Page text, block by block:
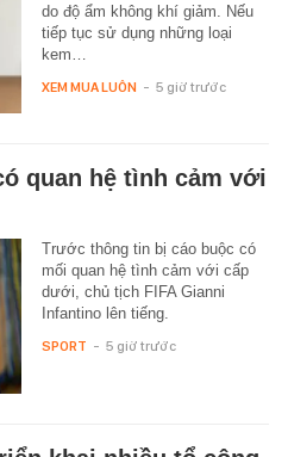
do độ ẩm không khí giảm. Nếu
tiếp tục sử dụng những loại
kem…
XEM MUA LUÔN - 5 giờ trước
quan hệ tình cảm với
Trước thông tin bị cáo buộc có
mối quan hệ tình cảm với cấp
dưới, chủ tịch FIFA Gianni
Infantino lên tiếng.
SPORT - 5 giờ trước